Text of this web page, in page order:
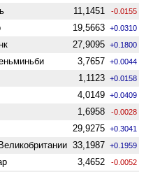
11,1451 -0.0155
19,5663 +0.0310
27,9095 +0.1800
3,7657 +0.0044
1,1123 +0.0158
4,0149 +0.0409
1,6958 -0.0028
29,9275 +0.3041
33,1987 +0.1959
3,4652 -0.0052